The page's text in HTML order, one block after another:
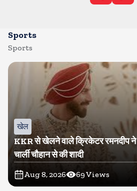
Sports
Sports
खेल
KKR से खेलने वाले क्रिकेटर रमनदीप
चार्ली चौहान से की शादी
Aug 8, 2026 69Views